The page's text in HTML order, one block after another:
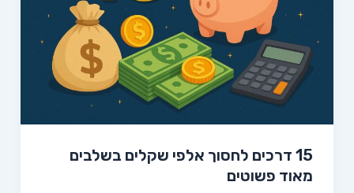
15 דרכים לחסוך אלפי שקלים בשלבים
מאוד פשוטים